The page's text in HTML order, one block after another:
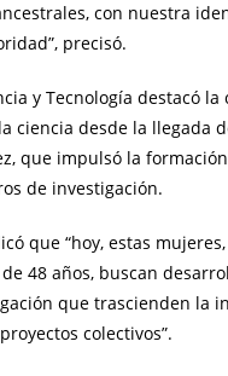
con nuestra
precisó.
y Tecnología destacó
ciencia desde la llegada
que impulsó la
de investigación.
que “hoy, estas
48 años, buscan
que trascienden la
colectivos”.